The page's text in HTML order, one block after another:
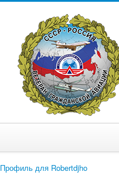
Профиль для Robertdjho